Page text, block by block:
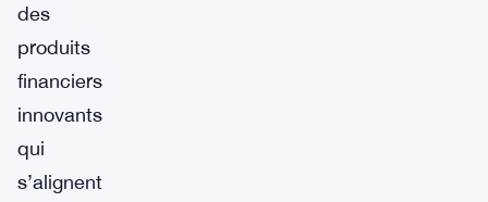
des
produits
financiers
innovants
qui
s’alignent